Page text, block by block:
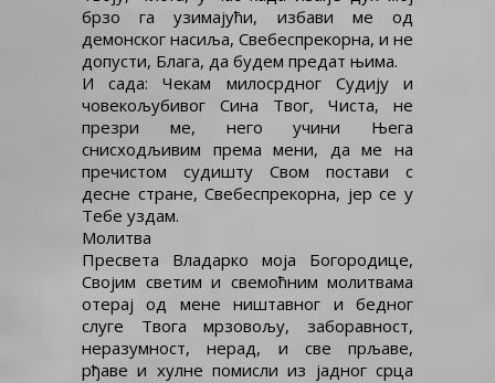
брзо га узимајући, избави ме од
демонског насиља, Свебеспрекорна, и не
допусти, Блага, да будем предат њима.
И сада: Чекам милосрдног Судију и
човекољубивог Сина Твог, Чиста, не
презри ме, него учини Њега
снисходљивим према мени, да ме на
пречистом судишту Свом постави с
десне стране, Свебеспрекорна, јер се у
Тебе уздам.
Молитва
Пресвета Владарко моја Богородице,
Својим светим и свемоћним молитвама
отерај од мене ништавног и бедног
слуге Твога мрзовољу, заборавност,
неразумност, нерад, и све прљаве,
рђаве и хулне помисли из јадног срца